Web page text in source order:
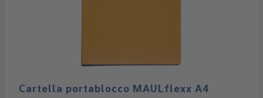
Cartella portablocco MAULflexx A4